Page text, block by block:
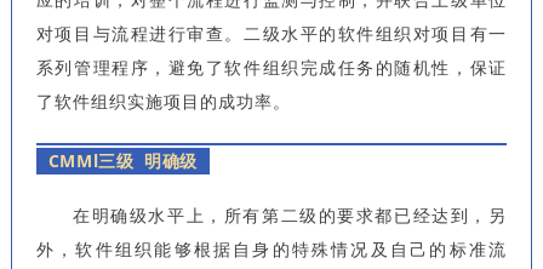
对项目与流程进行审查。二级水平的软件组织对项目有一
系列管理程序，避免了软件组织完成任务的随机性，保证
了软件组织实施项目的成功率。
CMMl三级 明确级
在明确级水平上，所有第二级的要求都已经达到，另
外，软件组织能够根据自身的特殊情况及自己的标准流